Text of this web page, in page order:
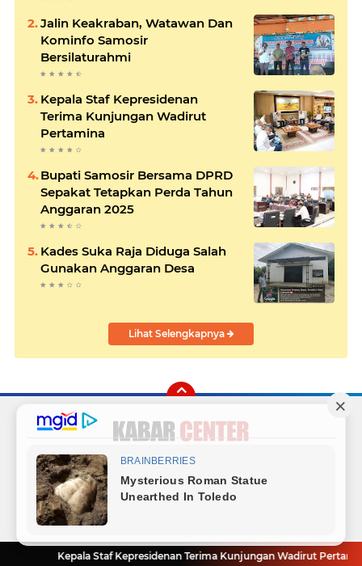
Jalin Keakraban, Watawan Dan
Kominfo Samosir
Bersilaturahmi
Kepala Staf Kepresidenan
Terima Kunjungan Wadirut
Pertamina
Bupati Samosir Bersama DPRD
Sepakat Tetapkan Perda Tahun
Anggaran 2025
Kades Suka Raja Diduga Salah
Gunakan Anggaran Desa
Lihat Selengkapnya
FacebookInstagram
TwitterYouTube
Redaksi
Kepala Staf Kepresidenan Terima Kunjungan Wadirut Pertamina